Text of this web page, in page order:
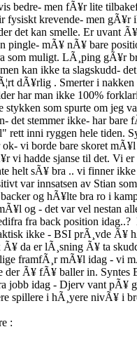
bedre- men fÃ¥r lite
fysiskt krevende- men gÃ¥r
det kan smelle. Er uvant Ã¥
pingle- mÃ¥ nÃ¥ bare
som muligt. LÃ¸ping gÃ¥r
kan ikke ta slagskudd-
dÃ¥rlig . Smerter i nakken
har man ikke 100%
stykken som spurte om jeg
det stemmer ikke- har bare
rett inni ryggen hele tiden.
ok- vi borde bare skoret
vi hadde sjanse til det. Vi er
helt sÃ¥ bra .. vi finner
var innsatsen av Stian som
backer og hÃ¥lte bra ro i
og - det var vel nestan
fra back position idag..?
ikke - BSI prÃ¸vde Ã¥
Ã¥ da er lÃ¸sning Ã¥ ta
framfÃ¸r mÃ¥l idag - vi
der Ã¥ fÃ¥ baller in. Syntes
jobb idag - Djerv vant pÃ¥
spillere i hÃ¸yere nivÃ¥ i
: